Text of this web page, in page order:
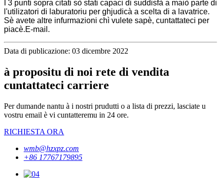
I 3 punti sopra citati sò stati capaci di suddisfà a maiò parte di
l'utilizatori di laburatoriu per ghjudicà a scelta di a lavatrice.
Sè avete altre infurmazioni chì vulete sapè, cuntattateci per
piacè.E-mail.
Data di publicazione: 03 dicembre 2022
à propositu di noi rete di vendita
cuntattateci carriere
Per dumande nantu à i nostri prudutti o a lista di prezzi, lasciate u
vostru email è vi cuntatteremu in 24 ore.
RICHIESTA ORA
wmb@hzxpz.com
+86 17767179895